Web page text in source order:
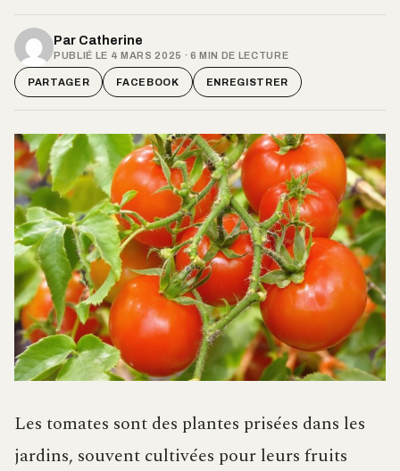
Par Catherine
PUBLIÉ LE 4 MARS 2025 · 6 MIN DE LECTURE
PARTAGER FACEBOOK ENREGISTRER
Les tomates sont des plantes prisées dans les
jardins, souvent cultivées pour leurs fruits